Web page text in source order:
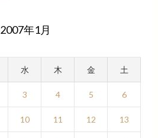
2007年1月
水 木 金 土
3 4 5 6
10 11 12 13